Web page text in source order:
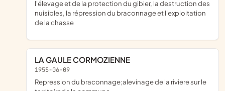
l'élevage et de la protection du gibier, la destruction des
nuisibles, la répression du braconnage et l'exploitation
de la chasse
LA GAULE CORMOZIENNE
1955-06-09
repression du braconnage;alevinage de la riviere sur le